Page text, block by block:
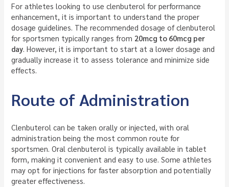
For athletes looking to use clenbuterol for performance
enhancement, it is important to understand the proper
dosage guidelines. The recommended dosage of clenbuterol
for sportsmen typically ranges from 20mcg to 60mcg per
day . However, it is important to start at a lower dosage and
gradually increase it to assess tolerance and minimize side
effects.
Route of Administration
Clenbuterol can be taken orally or injected, with oral
administration being the most common route for
sportsmen. Oral clenbuterol is typically available in tablet
form, making it convenient and easy to use. Some athletes
may opt for injections for faster absorption and potentially
greater effectiveness.